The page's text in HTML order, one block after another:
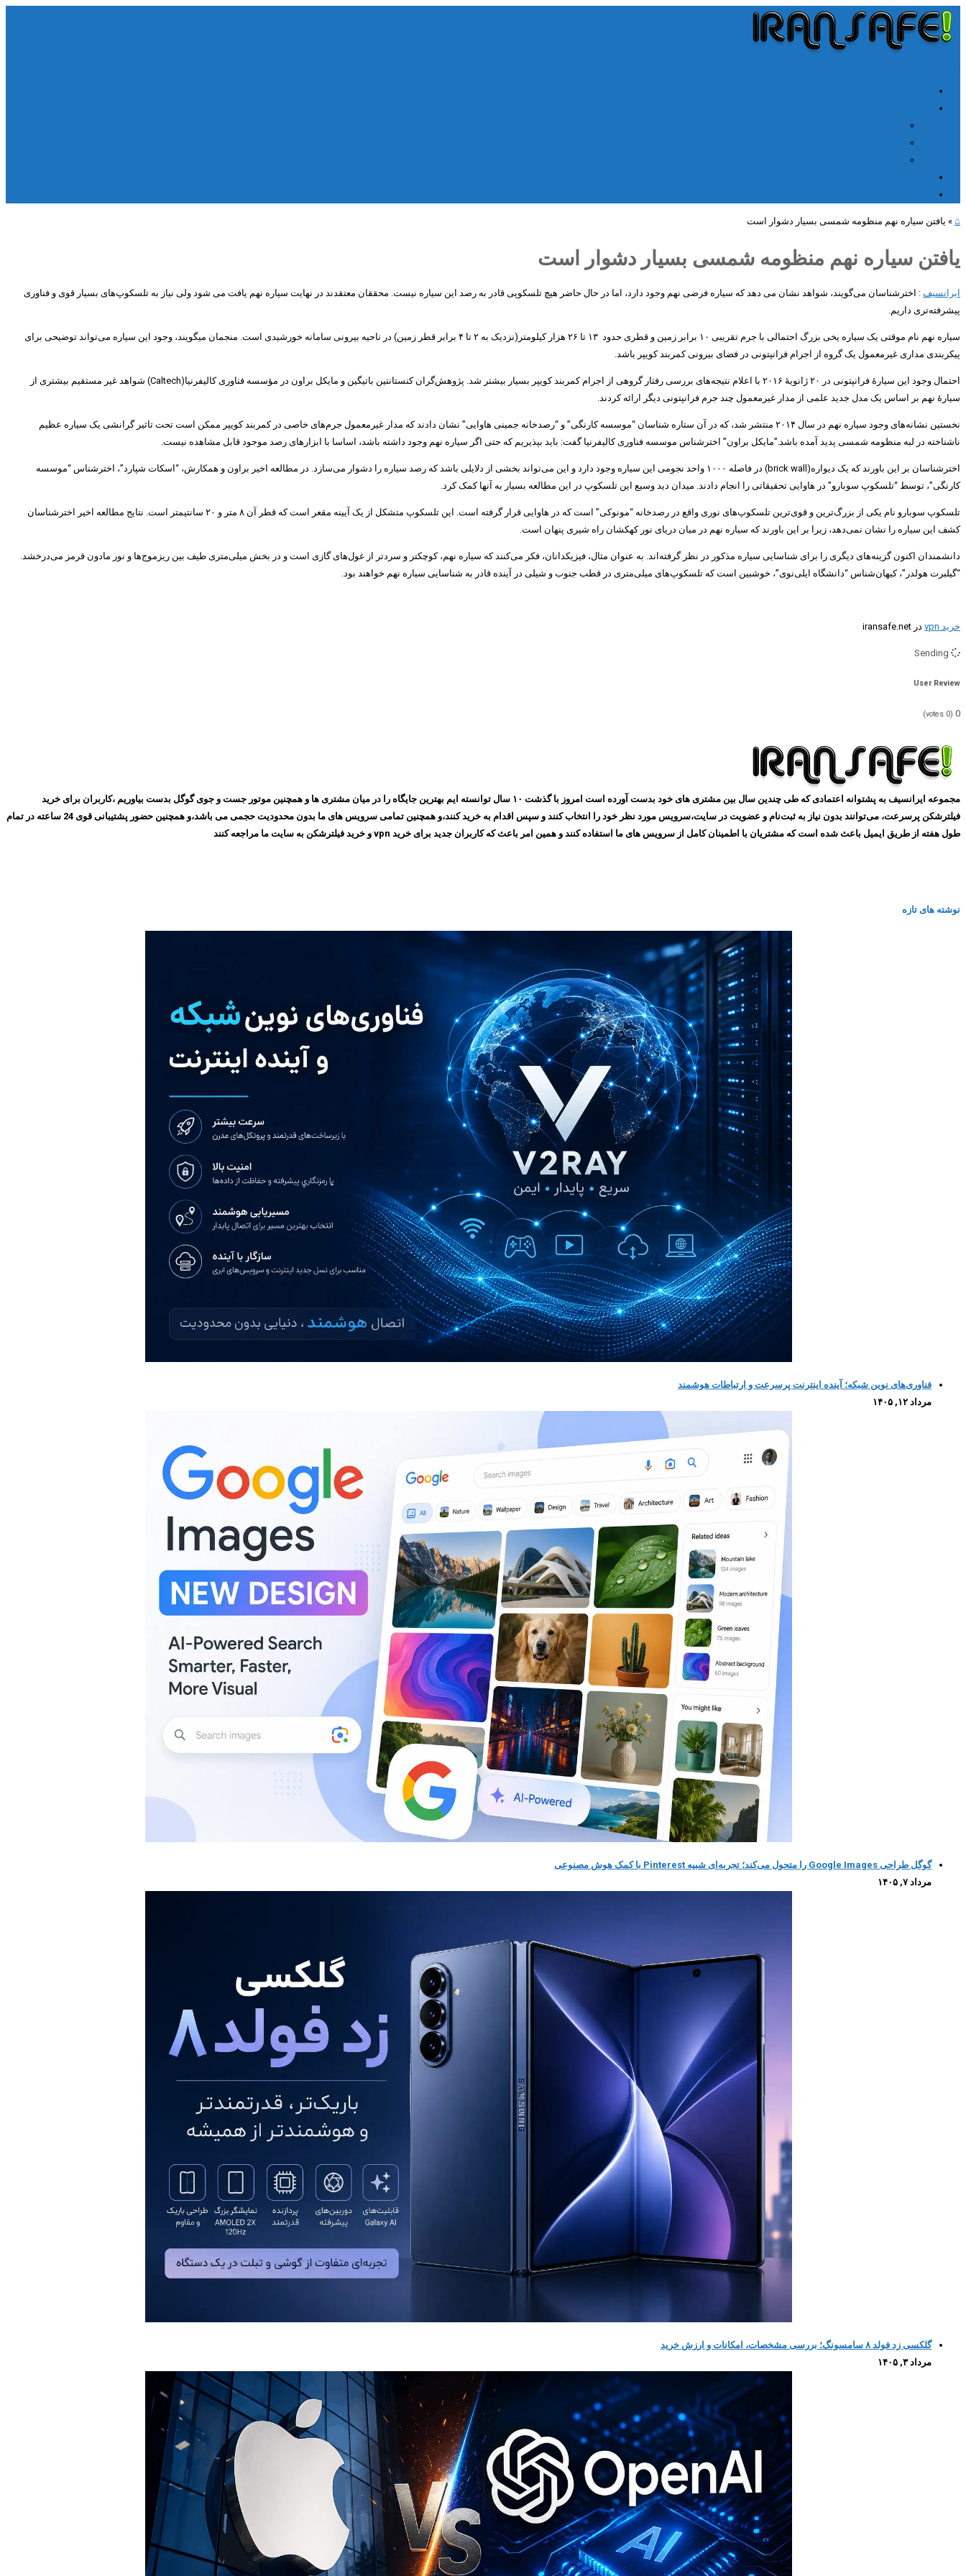
⌂
» یافتن سیاره نهم منظومه شمسی بسیار دشوار است
یافتن سیاره نهم منظومه شمسی بسیار دشوار است
ایرانسیف : اخترشناسان می‌گویند، شواهد نشان می دهد که سیاره فرضی نهم وجود دارد، اما در حال حاضر هیچ تلسکوپی قادر به رصد این سیاره نیست. محققان معتقدند در نهایت سیاره نهم یافت می شود ولی نیاز به تلسکوپ‌های بسیار قوی‌ و فناوری
پیشرفته‌تری داریم.
سیاره نهم نام موقتی یک سیاره یخی بزرگ احتمالی با جرم تقریبی ۱۰ برابر زمین و قطری حدود ۱۳ تا ۲۶ هزار کیلومتر(نزدیک به ۲ تا ۴ برابر قطر زمین) در ناحیه بیرونی سامانه خورشیدی است. منجمان میگویند، وجود این سیاره می‌تواند توضیحی برای
پیکربندی مداری غیرمعمول یک گروه از اجرام فرانپتونی در فضای بیرونی کمربند کویپر باشد.
احتمال وجود این سیارهٔ فرانپتونی در ۲۰ ژانویهٔ ۲۰۱۶ با اعلام نتیجه‌های بررسی رفتار گروهی از اجرام کمربند کویپر بسیار بیشتر شد. پژوهش‌گران کنستانتین باتیگین و مایکل براون در مؤسسه فناوری کالیفرنیا(Caltech) شواهد غیر مستقیم بیشتری از
سیارهٔ نهم بر اساس یک مدل جدید علمی از مدار غیرمعمول چند جرم فرانپتونی دیگر ارائه کردند.
نخستین نشانه‌های وجود سیاره نهم در سال ۲۰۱۴ منتشر شد، که در آن ستاره شناسان “موسسه کارنگی” و “رصدخانه جمینی هاوایی” نشان دادند که مدار غیرمعمول جرم‌های خاصی در کمربند کویپر ممکن است تحت تاثیر گرانشی یک سیاره عظیم
ناشناخته در لبه منظومه شمسی پدید آمده باشد.”مایکل براون” اخترشناس موسسه فناوری کالیفرنیا گفت: باید بپذیریم که حتی اگر سیاره نهم وجود داشته باشد، اساسا با ابزارهای رصد موجود قابل مشاهده نیست.
اخترشناسان بر این باورند که یک دیواره(brick wall) در فاصله ۱۰۰۰ واحد نجومی این سیاره وجود دارد و این می‌تواند بخشی از دلایلی باشد که رصد سیاره را دشوار می‌سازد. در مطالعه اخیر براون و همکارش، “اسکات شپارد”، اخترشناس “موسسه
کارنگی”، توسط “تلسکوپ سوبارو” در هاوایی تحقیقاتی را انجام دادند. میدان دید وسیع این تلسکوپ در این مطالعه بسیار به آنها کمک کرد.
تلسکوپ سوبارو نام یکی از بزرگ‌ترین و قوی‌ترین تلسکوپ‌های نوری واقع در رصدخانه “مونوکی” است که در هاوایی قرار گرفته است. این تلسکوپ متشکل از یک آیینه مقعر است که قطر آن ۸ متر و ۲۰ سانتیمتر است. نتایج مطالعه اخیر اخترشناسان
کشف این سیاره را نشان نمی‌دهد، زیرا بر این باورند که سیاره نهم در میان دریای نور کهکشان راه شیری پنهان است.
دانشمندان اکنون گزینه‌های دیگری را برای شناسایی سیاره مذکور در نظر گرفته‌اند. به عنوان مثال، فیزیکدانان، فکر می‌کنند که سیاره نهم، کوچکتر و سردتر از غول‌های گازی است و در بخش میلی‌متری طیف بین ریزموج‌ها و نور مادون قرمز می‌درخشد.
“گیلبرت هولدر”، کیهان‌شناس “دانشگاه ایلی‌نوی”، خوشبین است که تلسکوپ‌های میلی‌متری در قطب جنوب و شیلی در آینده قادر به شناسایی سیاره نهم خواهند بود.
خرید vpn در iransafe.net
User Review
0
(
0
مجموعه ایرانسیف به پشتوانه اعتمادی که طی چندین سال بین مشتری های خود بدست آورده است امروز با گذشت ۱۰ سال توانسته ایم بهترین جایگاه را در میان مشتری ها و همچنین موتور جست و جوی گوگل بدست بیاوریم ،کاربران برای خرید
فیلترشکن پرسرعت، می‌توانند بدون نیاز به ثبت‌نام و عضویت در سایت،سرویس مورد نظر خود را انتخاب کنند و سپس اقدام به خرید کنند،و همچنین تمامی سرویس های ما بدون محدودیت حجمی می باشد،و همچنین حضور پشتیبانی قوی 24 ساعته در تمام
طول هفته از طریق ایمیل باعث شده است که مشتریان با اطمینان کامل از سرویس های ما استفاده کنند و همین امر باعث که کاربران جدید برای خرید vpn و خرید فیلترشکن به سایت ما مراجعه کنند
نوشته های تازه
فناوری‌های نوین شبکه؛ آینده اینترنت پرسرعت و ارتباطات هوشمند
مرداد ۱۲, ۱۴۰۵
گوگل طراحی Google Images را متحول می‌کند؛ تجربه‌ای شبیه Pinterest با کمک هوش مصنوعی
مرداد ۷, ۱۴۰۵
گلکسی زد فولد ۸ سامسونگ؛ بررسی مشخصات، امکانات و ارزش خرید
مرداد ۳, ۱۴۰۵